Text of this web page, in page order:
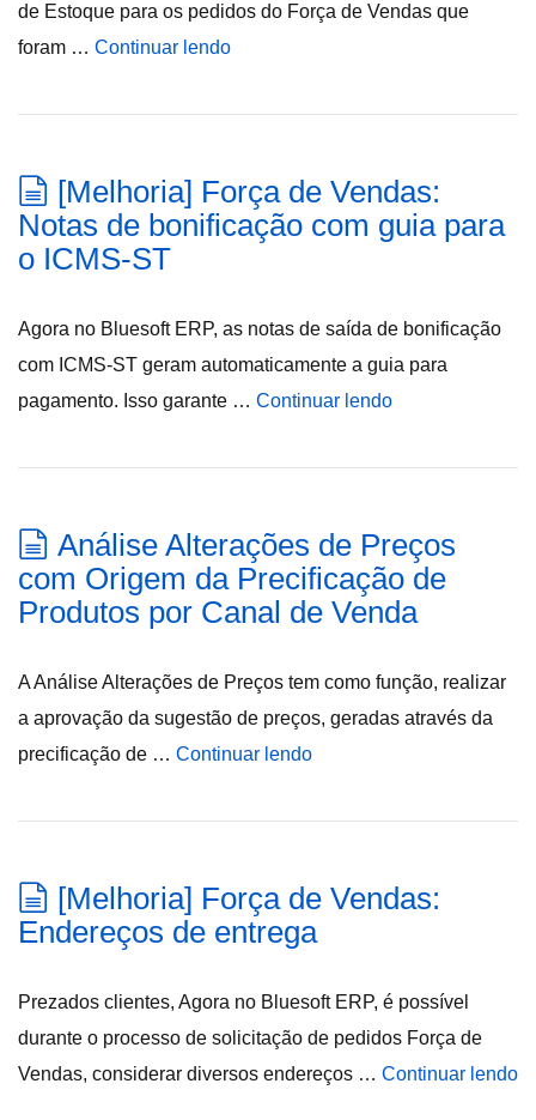
de Estoque para os pedidos do Força de Vendas que
foram … Continuar lendo
[Melhoria] Força de Vendas:
Notas de bonificação com guia para
o ICMS-ST
Agora no Bluesoft ERP, as notas de saída de bonificação
com ICMS-ST geram automaticamente a guia para
pagamento. Isso garante … Continuar lendo
Análise Alterações de Preços
com Origem da Precificação de
Produtos por Canal de Venda
A Análise Alterações de Preços tem como função, realizar
a aprovação da sugestão de preços, geradas através da
precificação de … Continuar lendo
[Melhoria] Força de Vendas:
Endereços de entrega
Prezados clientes, Agora no Bluesoft ERP, é possível
durante o processo de solicitação de pedidos Força de
Vendas, considerar diversos endereços … Continuar lendo